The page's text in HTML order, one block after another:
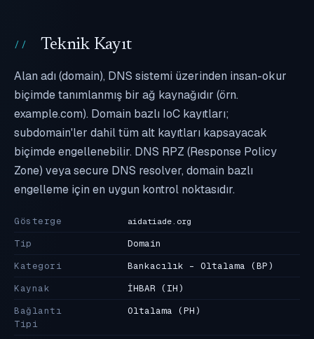
Teknik Kayıt
Alan adı (domain), DNS sistemi üzerinden insan-okur
biçimde tanımlanmış bir ağ kaynağıdır (örn.
example.com). Domain bazlı IoC kayıtları;
subdomain'ler dahil tüm alt kayıtları kapsayacak
biçimde engellenebilir. DNS RPZ (Response Policy
Zone) veya secure DNS resolver, domain bazlı
engelleme için en uygun kontrol noktasıdır.
Gösterge aidatiade.org
Tip
Domain
Kategori
Bankacılık - Oltalama (BP)
Kaynak
İHBAR (IH)
Bağlantı
Tipi
Oltalama (PH)